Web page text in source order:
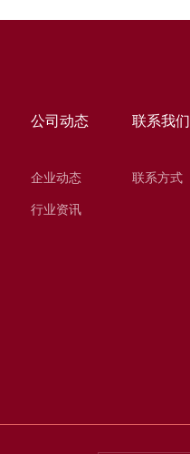
公司动态
企业动态
行业资讯
联系我们
联系方式